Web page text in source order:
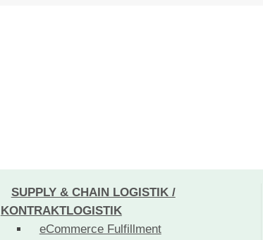
SUPPLY & CHAIN LOGISTIK /
KONTRAKTLOGISTIK
eCommerce Fulfillment